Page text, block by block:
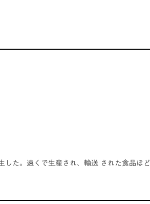
た。遠くで生産され、輸送 された食品ほど